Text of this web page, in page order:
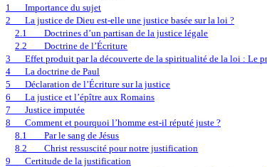
1
Importance du sujet
2
La justice de Dieu est-elle une justice basée sur la loi ?
2.1
Doctrines d’un partisan de la justice légale
2.2
Doctrine de l’Écriture
3
Effet produit par la découverte de la spiritualité de la loi : Le
4
La doctrine de Paul
5
Déclaration de l’Écriture sur la justice
6
La justice et l’épître aux Romains
7
Justice imputée
8
Comment et pourquoi l’homme est-il réputé juste ?
8.1
Par le sang de Jésus
8.2
Christ ressuscité pour notre justification
9
Certitude de la justification